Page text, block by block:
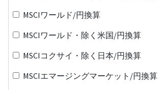
MSCIワールド/円換算
MSCIワールド・除く米国/円換算
MSCIコクサイ・除く日本/円換算
MSCIエマージングマーケット/円換算